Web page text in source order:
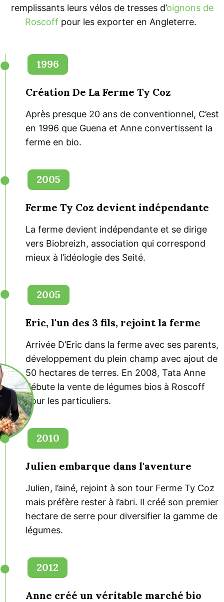
remplissants leurs vélos de tresses d’oignons de
Roscoff pour les exporter en Angleterre.
1996
Création De La Ferme Ty Coz
Après presque 20 ans de conventionnel, C’est
en 1996 que Guena et Anne convertissent la
ferme en bio.
2005
Ferme Ty Coz devient indépendante
La ferme devient indépendante et se dirige
vers Biobreizh, association qui correspond
mieux à l’idéologie des Seité.
2005
Eric, l'un des 3 fils, rejoint la ferme
Arrivée D’Eric dans la ferme avec ses parents,
développement du plein champ avec ajout de
50 hectares de terres. En 2008, Tata Anne
débute la vente de légumes bios à Roscoff
pour les particuliers.
2010
Julien embarque dans l'aventure
Julien, l’ainé, rejoint à son tour Ferme Ty Coz
mais préfère rester à l’abri. Il créé son premier
hectare de serre pour diversifier la gamme de
légumes.
2012
Anne créé un véritable marché bio